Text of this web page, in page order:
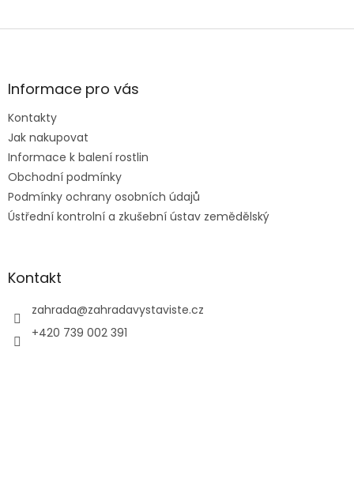
Z
aInformace pro vás
Kontakty
Jak nakupovat
Informace k balení rostlin
Obchodní podmínky
Podmínky ochrany osobních údajů
Ústřední kontrolní a zkušební ústav zemědělský
Kontakt
zahrada@zahradavystaviste.cz
+420 739 002 391